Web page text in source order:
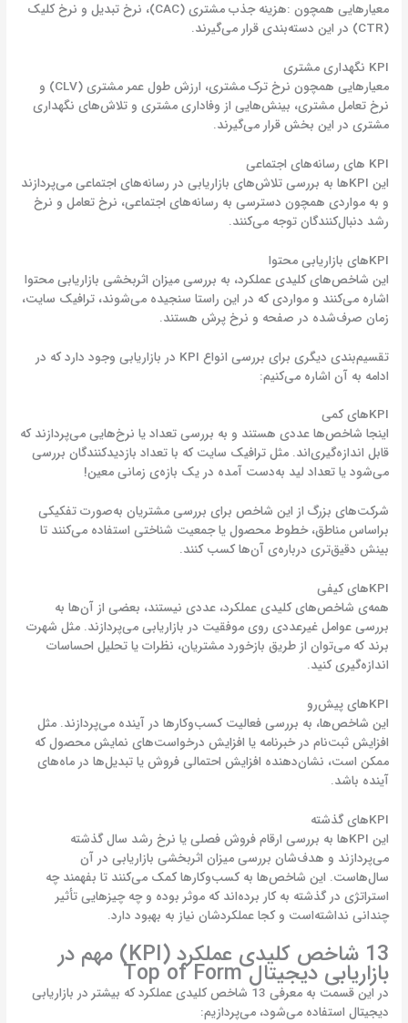
معیارهایی همچون :هزینه جذب مشتری (CAC)، نرخ تبدیل و نرخ کلیک
(CTR) در این دسته‌بندی قرار می‌گیرند.
KPI نگهداری مشتری
معیارهایی همچون نرخ ترک مشتری، ارزش طول عمر مشتری (CLV) و
نرخ تعامل مشتری، بینش‌هایی از وفاداری مشتری و تلاش‌های نگهداری
مشتری در این بخش قرار می‌گیرند.
KPI های رسانه‌های اجتماعی
این KPI‌ها به بررسی تلاش‌های بازاریابی در رسانه‌های اجتماعی می‌پردازند
و به مواردی همچون دسترسی به رسانه‌های اجتماعی، نرخ تعامل و نرخ
رشد دنبال‌کنندگان توجه می‌کنند.
KPI‌های بازاریابی محتوا
این شاخص‌های کلیدی عملکرد، به بررسی میزان اثربخشی بازاریابی محتوا
اشاره می‌کنند و مواردی که در این راستا سنجیده می‌شوند، ترافیک سایت،
زمان صرف‌شده در صفحه و نرخ پرش هستند.
تقسیم‌بندی دیگری برای بررسی انواع KPI در بازاریابی وجود دارد که در
ادامه به آن اشاره می‌کنیم:
KPI‌های کمی
اینجا شاخص‌ها عددی هستند و به بررسی تعداد یا نرخ‌هایی می‌پردازند که
قابل اندازه‌گیری‌اند. مثل ترافیک سایت که با تعداد بازدیدکنندگان بررسی
می‌شود یا تعداد لید به‌‎دست آمده در یک بازه‌ی زمانی معین!
شرکت‌های بزرگ از این شاخص برای بررسی مشتریان به‌صورت تفکیکی
براساس مناطق، خطوط محصول یا جمعیت شناختی استفاده می‌کنند تا
بینش دقیق‌تری درباره‌ی آن‌ها کسب کنند.
KPI‌های کیفی
همه‌ی شاخص‌های کلیدی عملکرد، عددی نیستند، بعضی از آن‌ها به
بررسی عوامل غیرعددی روی موفقیت در بازاریابی می‌پردازند. مثل شهرت
برند که می‌توان از طریق بازخورد مشتریان، نظرات یا تحلیل احساسات
اندازه‌گیری کنید.
KPI‌های پیش‌رو
این شاخص‌ها، به بررسی فعالیت کسب‌وکارها در آینده می‌پردازند. مثل
افزایش ثبت‌نام در خبرنامه یا افزایش درخواست‌های نمایش محصول که
ممکن است، نشان‌دهنده افزایش احتمالی فروش یا تبدیل‌ها در ماه‌های
آینده باشد.
KPIهای گذشته
این KPIها به بررسی ارقام فروش فصلی یا نرخ رشد سال‌ گذشته
می‌پردازند و هدف‌شان بررسی میزان اثربخشی بازاریابی در آن‌
سال‌هاست. این شاخص‌ها به کسب‌وکارها کمک می‌کنند تا بفهمند چه
استراتژی در گذشته به کار برده‌اند که موثر بوده و چه چیزهایی تأثیر
چندانی نداشته‌است و کجا عملکردشان نیاز به بهبود دارد.
13 شاخص کلیدی عملکرد (KPI) مهم در
بازاریابی دیجیتال Top of Form
در این قسمت به معرفی 13 شاخص کلیدی عملکرد که بیشتر در بازاریابی
دیجیتال استفاده می‌شود، می‌پردازیم: